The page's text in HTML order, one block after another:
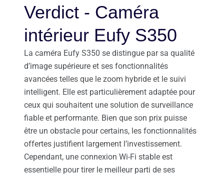
Verdict - Caméra
intérieur Eufy S350
La caméra Eufy S350 se distingue par sa qualité
d’image supérieure et ses fonctionnalités
avancées telles que le zoom hybride et le suivi
intelligent. Elle est particulièrement adaptée pour
ceux qui souhaitent une solution de surveillance
fiable et performante. Bien que son prix puisse
être un obstacle pour certains, les fonctionnalités
offertes justifient largement l’investissement.
Cependant, une connexion Wi-Fi stable est
essentielle pour tirer le meilleur parti de ses